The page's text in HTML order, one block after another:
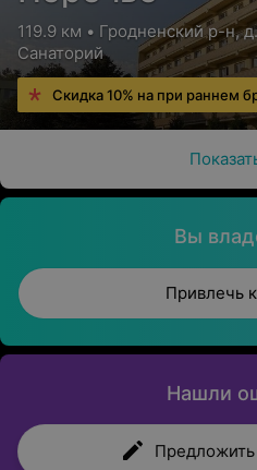
119.9 км • Гродненский р-н,
Санаторий
Скидка 10% на при раннем
Вы
Привлечь
Нашли